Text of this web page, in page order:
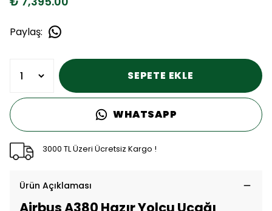
Paylaş:
SEPETE EKLE
WHATSAPP
3000 TL Üzeri Ücretsiz Kargo !
Ürün Açıklaması